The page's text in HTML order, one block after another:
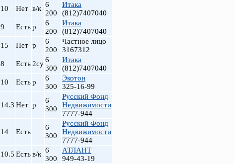
10 Нет в/к 6
200
Итака
(812)7407040
9 Естьр
6
200
Итака
(812)7407040
15 Нет р
6
200
Частное лицо
3167312
8 Есть 2су6
300
Итака
(812)7407040
10 Естьр
6
300
Экотон
325-16-99
14.3 Нет р
6
300
Русский Фонд
Недвижимости
7777-944
14 Есть
6
300
Русский Фонд
Недвижимости
7777-944
10.5 Естьв/к 6
300
АТЛАНТ
949-43-19